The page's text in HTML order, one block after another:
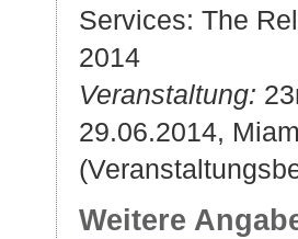
Services: The
2014
Veranstaltung:
29.06.2014,
Weitere